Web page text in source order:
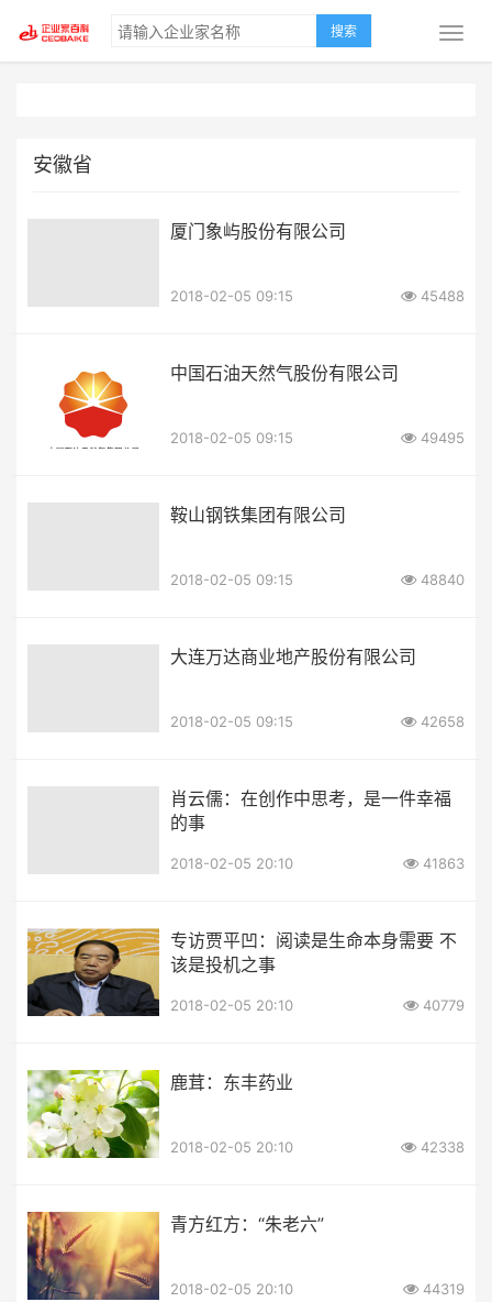
搜索
安徽省
厦门象屿股份有限公司
2018-02-05 09:15 45488
中国石油天然气股份有限公司
2018-02-05 09:15 49495
鞍山钢铁集团有限公司
2018-02-05 09:15 48840
大连万达商业地产股份有限公司
2018-02-05 09:15 42658
肖云儒：在创作中思考，是一件幸福
的事
2018-02-05 20:10 41863
专访贾平凹：阅读是生命本身需要 不
该是投机之事
2018-02-05 20:10 40779
鹿茸：东丰药业
2018-02-05 20:10 42338
青方红方：“朱老六”
2018-02-05 20:10 44319